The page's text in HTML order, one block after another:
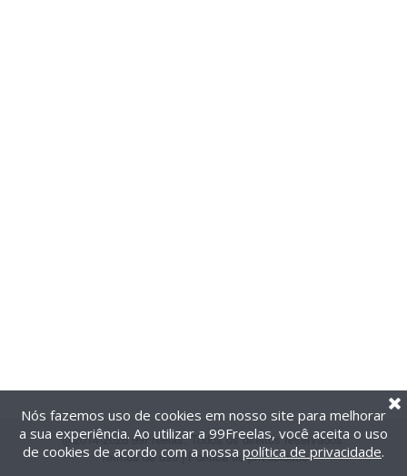
@2014-2026 99Freelas. Todos os direitos reservados.
Termos de uso| Política de privacidade
Nós fazemos uso de cookies em nosso site para melhorar
a sua experiência. Ao utilizar a 99Freelas, você aceita o uso
de cookies de acordo com a nossa política de privacidade.